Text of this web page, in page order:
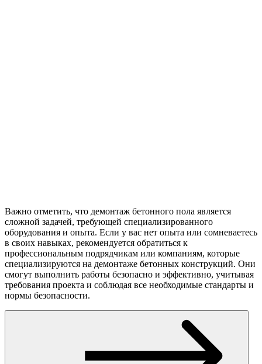
Важно отметить, что демонтаж бетонного пола является
сложной задачей, требующей специализированного
оборудования и опыта. Если у вас нет опыта или сомневаетесь
в своих навыках, рекомендуется обратиться к
профессиональным подрядчикам или компаниям, которые
специализируются на демонтаже бетонных конструкций. Они
смогут выполнить работы безопасно и эффективно, учитывая
требования проекта и соблюдая все необходимые стандарты и
нормы безопасности.